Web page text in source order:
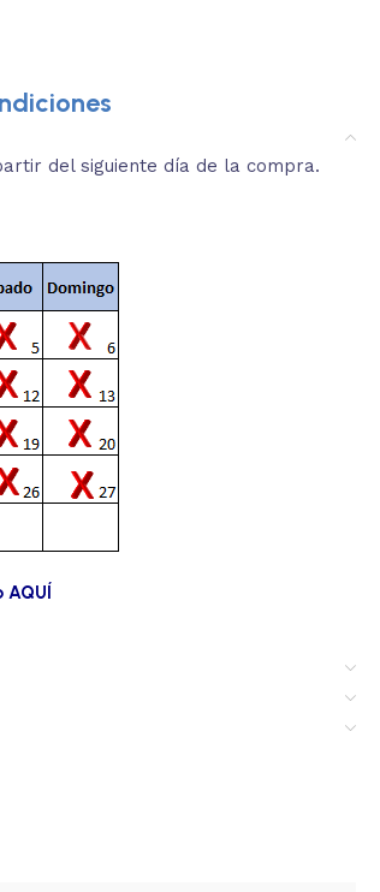
3.
del siguiente día de la compra.
AQUÍ